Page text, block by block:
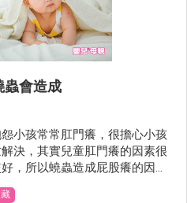
蟲會造成
小孩常常肛門癢，很擔心小孩
決，其實兒童肛門癢的因素很
，所以蟯蟲造成屁股癢的因